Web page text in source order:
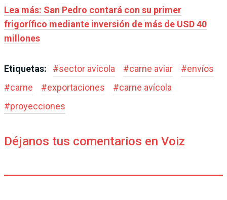
Lea más: San Pedro contará con su primer
frigorífico mediante inversión de más de USD 40
millones
Etiquetas: #sector avícola #carne aviar #envíos
#carne #exportaciones #carne avícola
#proyecciones
Déjanos tus comentarios en Voiz